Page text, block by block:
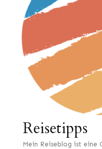
Reisetipps
Mein Reiseblog ist